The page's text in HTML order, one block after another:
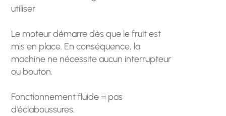
utiliser
Le moteur démarre dès que le fruit est
mis en place. En conséquence, la
machine ne nécessite aucun interrupteur
ou bouton.
Fonctionnement fluide = pas
d'éclaboussures.